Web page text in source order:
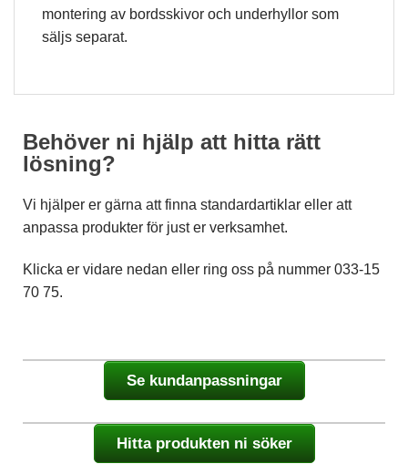
montering av bordsskivor och underhyllor som
säljs separat.
Behöver ni hjälp att hitta rätt
lösning?
Vi hjälper er gärna att finna standardartiklar eller att
anpassa produkter för just er verksamhet.
Klicka er vidare nedan eller ring oss på nummer 033-15
70 75.
Se kundanpassningar
Hitta produkten ni söker